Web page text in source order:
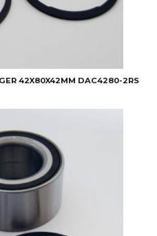
42X80X42MM DAC4280-2RS